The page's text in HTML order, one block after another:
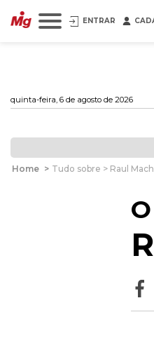
ENTRAR
quinta-feira, 6 de agosto de 2026
Home > Tudo sobre > Raul